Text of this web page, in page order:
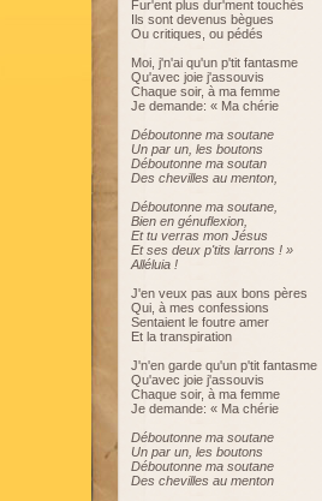
Fur'ent plus dur'ment touchés
Ils sont devenus bègues
Ou critiques, ou pédés
Moi, j'n'ai qu'un p'tit fantasme
Qu'avec joie j'assouvis
Chaque soir, à ma femme
Je demande: « Ma chérie
Déboutonne ma soutane
Un par un, les boutons
Déboutonne ma soutan
Des chevilles au menton,
Déboutonne ma soutane,
Bien en génuflexion,
Et tu verras mon Jésus
Et ses deux p'tits larrons ! »
Alléluia !
J'en veux pas aux bons pères
Qui, à mes confessions
Sentaient le foutre amer
Et la transpiration
J'n'en garde qu'un p'tit fantasme
Qu'avec joie j'assouvis
Chaque soir, à ma femme
Je demande: « Ma chérie
Déboutonne ma soutane
Un par un, les boutons
Déboutonne ma soutane
Des chevilles au menton